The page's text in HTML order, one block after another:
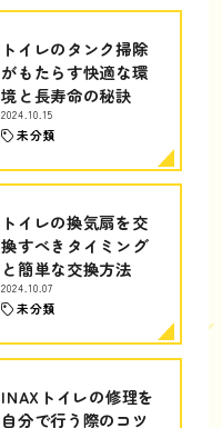
トイレのタンク掃除
がもたらす快適な環
境と長寿命の秘訣
2024.10.15
未分類
トイレの換気扇を交
換すべきタイミング
と簡単な交換方法
2024.10.07
未分類
INAXトイレの修理を
自分で行う際のコツ